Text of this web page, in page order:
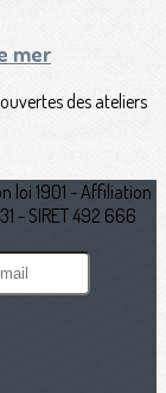
mer
des ateliers
loi 1901 - Affiliation
- SIRET 492 666